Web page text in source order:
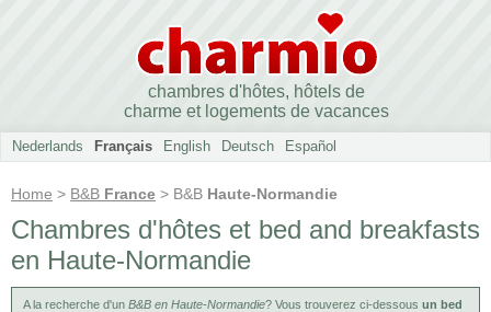
chambres d'hôtes, hôtels de
charme et logements de vacances
Nederlands Français English Deutsch Español
Home > B&B France > B&B Haute-Normandie
Chambres d'hôtes et bed and breakfasts
en Haute-Normandie
A la recherche d'un B&B en Haute-Normandie? Vous trouverez ci-dessous un bed